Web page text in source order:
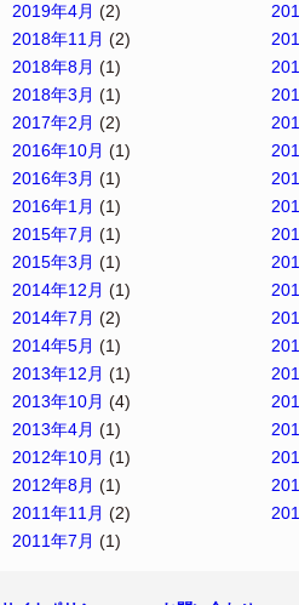
2019年4月 (2)
2018年11月 (2)
2018年8月 (1)
2018年3月 (1)
2017年2月 (2)
2016年10月 (1)
2016年3月 (1)
2016年1月 (1)
2015年7月 (1)
2015年3月 (1)
2014年12月 (1)
2014年7月 (2)
2014年5月 (1)
2013年12月 (1)
2013年10月 (4)
2013年4月 (1)
2012年10月 (1)
2012年8月 (1)
2011年11月 (2)
2011年7月 (1)